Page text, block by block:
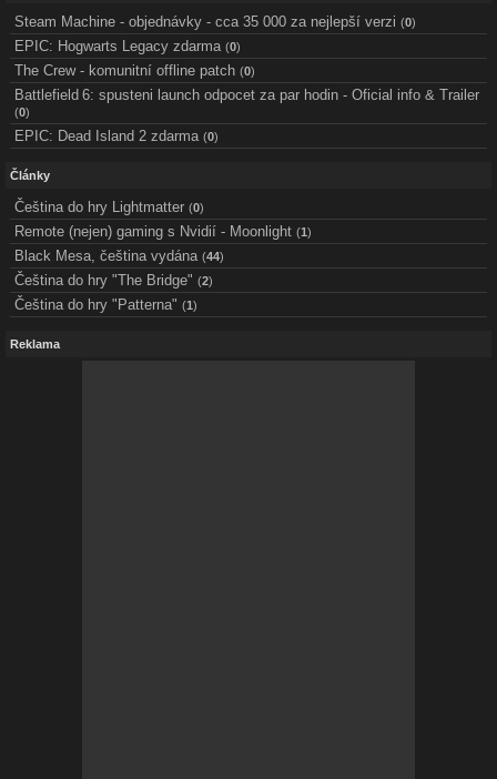
Steam Machine - objednávky - cca 35 000 za nejlepší verzi (0)
EPIC: Hogwarts Legacy zdarma (0)
The Crew - komunitní offline patch (0)
Battlefield 6: spusteni launch odpocet za par hodin - Oficial info & Trailer
(0)
EPIC: Dead Island 2 zdarma (0)
Články
Čeština do hry Lightmatter (0)
Remote (nejen) gaming s Nvidií - Moonlight (1 )
Black Mesa, čeština vydána (44)
Čeština do hry "The Bridge" (2)
Čeština do hry "Patterna" (1 )
Reklama